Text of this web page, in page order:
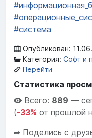
#система
Опубликован:
Категория: Софт и
Перейти
Статистика
Всего: 889 —
(-33% от прошлой
➦ Поделись с